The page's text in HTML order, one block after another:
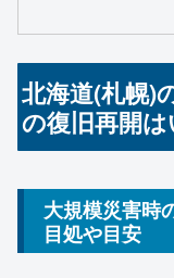
北海道(札幌)
の復旧再開は
大規模災害時
目処や目安